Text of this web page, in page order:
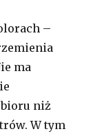
–
ma
niż
W tym